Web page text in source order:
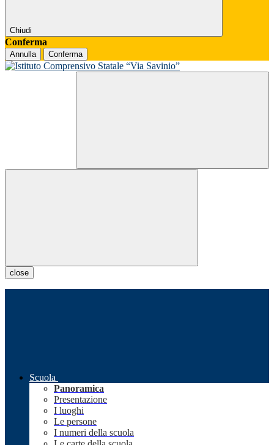
Chiudi
Conferma
Annulla Conferma
close
Scuola
Panoramica
Presentazione
I luoghi
Le persone
I numeri della scuola